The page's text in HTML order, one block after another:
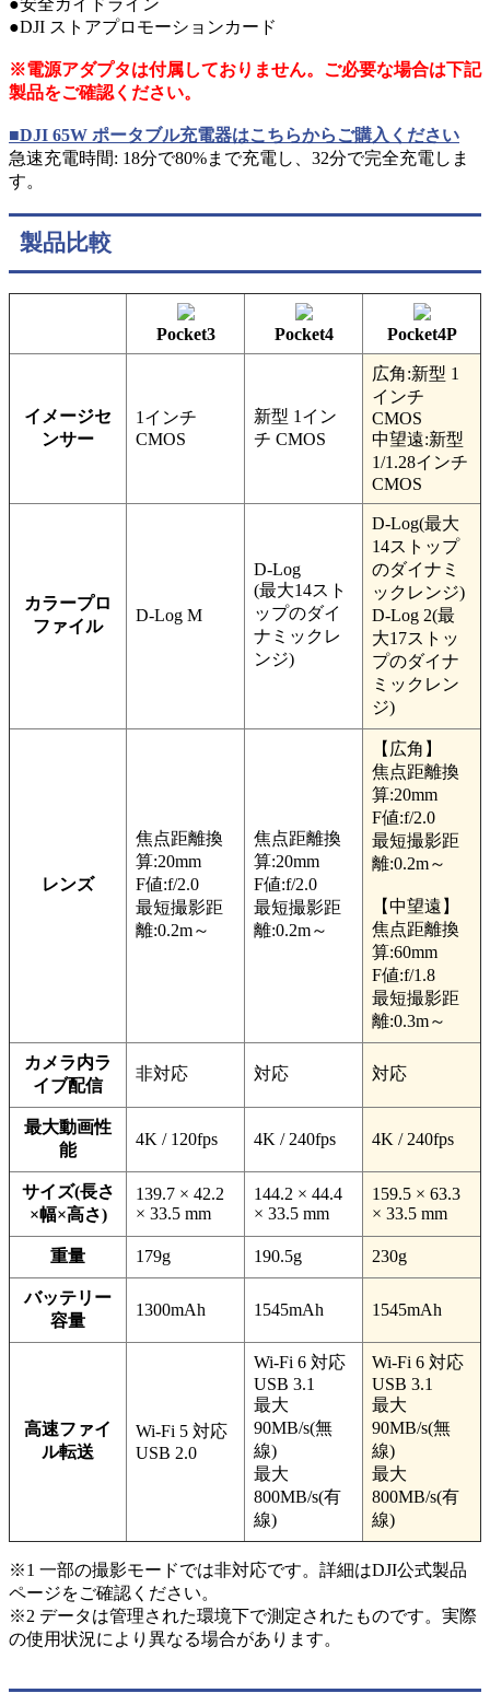
●安全ガイドライン
●DJI ストアプロモーションカード
※電源アダプタは付属しておりません。ご必要な場合は下記
製品をご確認ください。
■DJI 65W ポータブル充電器はこちらからご購入ください
急速充電時間: 18分で80%まで充電し、32分で完全充電しま
す。
製品比較
Pocket3 Pocket4 Pocket4P
イメージセ
ンサー
1インチ
CMOS
新型 1イン
チ CMOS
広角:新型 1
インチ
CMOS
中望遠:新型
1/1.28インチ
CMOS
カラープロ
ファイル
D-Log M
D-Log
(最大14スト
ップのダイ
ナミックレ
ンジ)
D-Log(最大
14ストップ
のダイナミ
ックレンジ)
D-Log 2(最
大17ストッ
プのダイナ
ミックレン
ジ)
レンズ
焦点距離換
算:20mm
F値:f/2.0
最短撮影距
離:0.2m～
焦点距離換
算:20mm
F値:f/2.0
最短撮影距
離:0.2m～
【広角】
焦点距離換
算:20mm
F値:f/2.0
最短撮影距
離:0.2m～
【中望遠】
焦点距離換
算:60mm
F値:f/1.8
最短撮影距
離:0.3m～
カメラ内ラ
イブ配信
非対応 対応 対応
最大動画性
能
4K / 120fps 4K / 240fps 4K / 240fps
サイズ(長さ
×幅×高さ)
139.7 × 42.2
× 33.5 mm
144.2 × 44.4
× 33.5 mm
159.5 × 63.3
× 33.5 mm
重量 179g 190.5g 230g
バッテリー
容量
1300mAh 1545mAh 1545mAh
高速ファイ
ル転送
Wi-Fi 5 対応
USB 2.0
Wi-Fi 6 対応
USB 3.1
最大
90MB/s(無
線)
最大
800MB/s(有
線)
Wi-Fi 6 対応
USB 3.1
最大
90MB/s(無
線)
最大
800MB/s(有
線)
※1 一部の撮影モードでは非対応です。詳細はDJI公式製品
ページをご確認ください。
※2 データは管理された環境下で測定されたものです。実際
の使用状況により異なる場合があります。